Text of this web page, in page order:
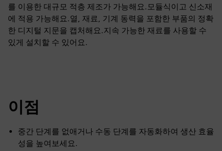
를 이용한 대규모 적층 제조가 가능해요.모듈식이고 신소재
에 적용 가능해요.열, 재료, 기계 동력을 포함한 부품의 정확
한 디지털 지문을 캡처해요.지속 가능한 재료를 사용할 수
있게 설치할 수 있어요.
이점
중간 단계를 없애거나 수동 단계를 자동화하여 생산 효율
성을 높여보세요.